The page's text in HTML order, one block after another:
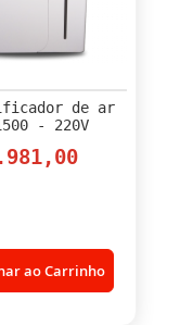
de ar
- 220V
ao Carrinho